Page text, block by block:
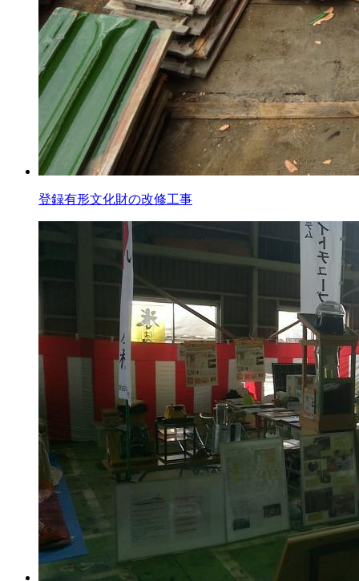
登録有形文化財の改修工事